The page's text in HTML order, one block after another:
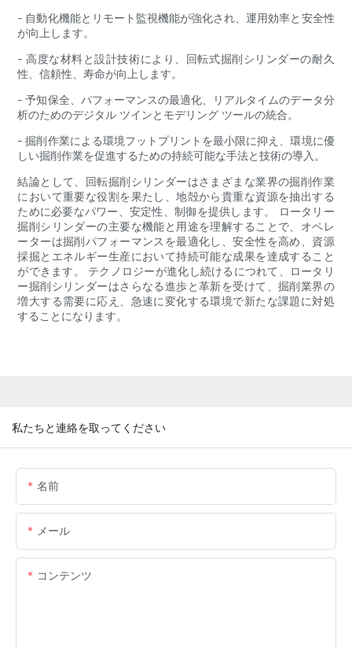
- 自動化機能とリモート監視機能が強化され、運用効率と安全性
が向上します。
- 高度な材料と設計技術により、回転式掘削シリンダーの耐久
性、信頼性、寿命が向上します。
- 予知保全、パフォーマンスの最適化、リアルタイムのデータ分
析のためのデジタル ツインとモデリング ツールの統合。
- 掘削作業による環境フットプリントを最小限に抑え、環境に優
しい掘削作業を促進するための持続可能な手法と技術の導入。
結論として、回転掘削シリンダーはさまざまな業界の掘削作業
において重要な役割を果たし、地殻から貴重な資源を抽出する
ために必要なパワー、安定性、制御を提供します。 ロータリー
掘削シリンダーの主要な機能と用途を理解することで、オペレ
ーターは掘削パフォーマンスを最適化し、安全性を高め、資源
採掘とエネルギー生産において持続可能な成果を達成すること
ができます。 テクノロジーが進化し続けるにつれて、ロータリ
ー掘削シリンダーはさらなる進歩と革新を受けて、掘削業界の
増大する需要に応え、急速に変化する環境で新たな課題に対処
することになります。
私たちと連絡を取ってください
名前
メール
コンテンツ